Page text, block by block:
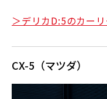
＞デリカD:5のカー
CX-5（マツダ）